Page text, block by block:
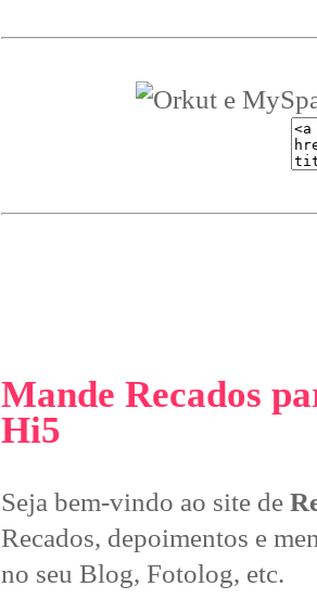
Mande Recados
Hi5
Seja bem-vindo ao site de
Recados, depoimentos e
no seu Blog, Fotolog, etc.